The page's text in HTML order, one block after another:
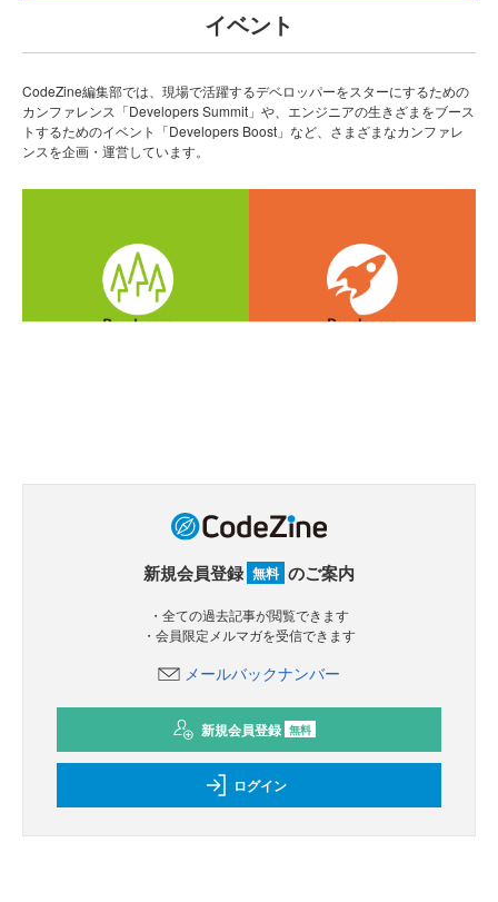
イベント
CodeZine編集部では、現場で活躍するデベロッパーをスターにするための
カンファレンス「Developers Summit」や、エンジニアの生きざまをブース
トするためのイベント「Developers Boost」など、さまざまなカンファレ
ンスを企画・運営しています。
新規会員登録 無料 のご案内
・全ての過去記事が閲覧できます
・会員限定メルマガを受信できます
メールバックナンバー
新規会員登録 無料
ログイン